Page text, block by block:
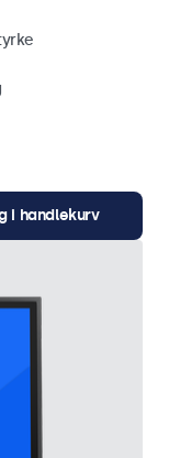
i handlekurv